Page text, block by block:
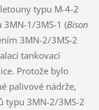
typu M-4-2
3MN-1/3MS-1 (Bison
3MN-2/3MS-2
tankovací
Protože bylo
palivové nádrže,
typu 3MN-2/3MS-2